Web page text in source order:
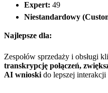
Expert: 49
Niestandardowy
Najlepsze dla:
Zespołów sprzedaży i obsługi
transkrypcję połączeń,
AI wnioski do lepszej